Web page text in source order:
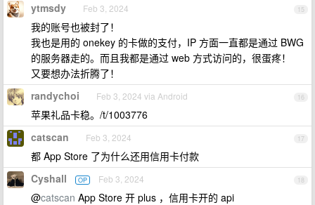
15
ytmsdy Feb 3, 2024
我的账号也被封了！
我也是用的 onekey 的卡做的支付，IP 方面一直都是通过 BWG
的服务器走的。而且我都是通过 web 方式访问的，很蛋疼！
又要想办法折腾了！
16
randychoi Feb 3, 2024 via Android
苹果礼品卡稳。/t/1003776
17
catscan Feb 3, 2024
都 App Store 了为什么还用信用卡付款
18
Cyshall OP Feb 3, 2024
@catscan App Store 开 plus ，信用卡开的 api